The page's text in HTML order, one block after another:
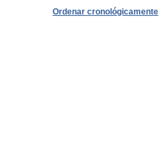
Ordenar cronológicamente